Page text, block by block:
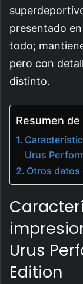
presentado
todo;
pero con
distinto.
Resumen
Urus
Otros
Urus
Edition